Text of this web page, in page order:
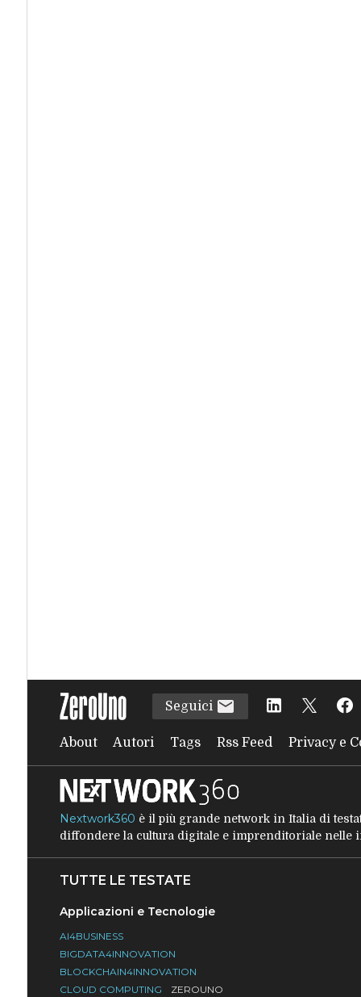
Seguici
About Autori Tags Rss Feed Privacy e
Nextwork360 è il più grande network in Italia di
diffondere la cultura digitale e imprenditoriale nelle
TUTTE LE TESTATE
Applicazioni e Tecnologie
AI4BUSINESS
BIGDATA4INNOVATION
BLOCKCHAIN4INNOVATION
CLOUD COMPUTING
ZEROUNO